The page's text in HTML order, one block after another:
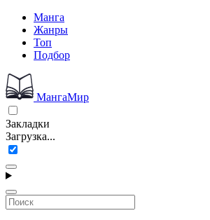
Манга
Жанры
Топ
Подбор
МангаМир
Закладки
Загрузка...